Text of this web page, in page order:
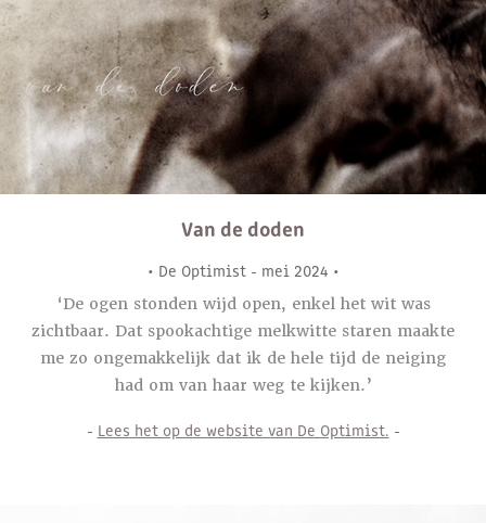
Van de doden
• De Optimist - mei 2024 •
‘De ogen stonden wijd open, enkel het wit was
zichtbaar. Dat spookachtige melkwitte staren maakte
me zo ongemakkelijk dat ik de hele tijd de neiging
had om van haar weg te kijken.’
- Lees het op de website van De Optimist. ​​​​​​​ -